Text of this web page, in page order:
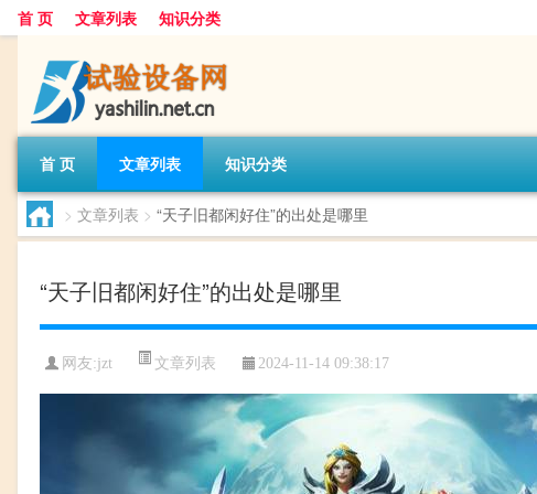
首 页 文章列表 知识分类
首 页 文章列表 知识分类
> 文章列表 > “天子旧都闲好住”的出处是哪里
“天子旧都闲好住”的出处是哪里
网友:jzt 文章列表 2024-11-14 09:38:17